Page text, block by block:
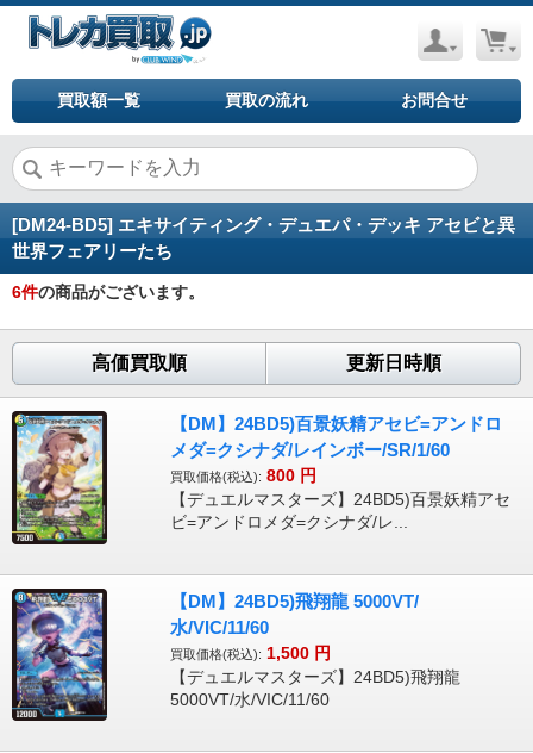
買取額一覧 買取の流れ お問合せ
[DM24-BD5] エキサイティング・デュエパ・デッキ アセビと異
世界フェアリーたち
6件の商品がございます。
高価買取順 更新日時順
【DM】24BD5)百景妖精アセビ=アンドロ
メダ=クシナダ/レインボー/SR/1/60
買取価格(税込): 800 円
【デュエルマスターズ】24BD5)百景妖精アセ
ビ=アンドロメダ=クシナダ/レ...
【DM】24BD5)飛翔龍 5000VT/
水/VIC/11/60
買取価格(税込): 1,500 円
【デュエルマスターズ】24BD5)飛翔龍
5000VT/水/VIC/11/60